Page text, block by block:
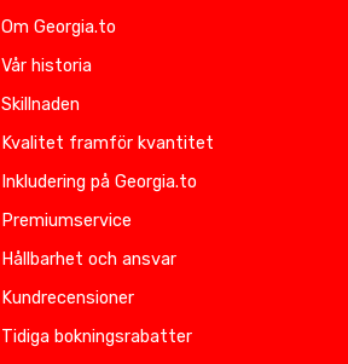
Om Georgia.to
Vår historia
Skillnaden
Kvalitet framför kvantitet
Inkludering på Georgia.to
Premiumservice
Hållbarhet och ansvar
Kundrecensioner
Tidiga bokningsrabatter